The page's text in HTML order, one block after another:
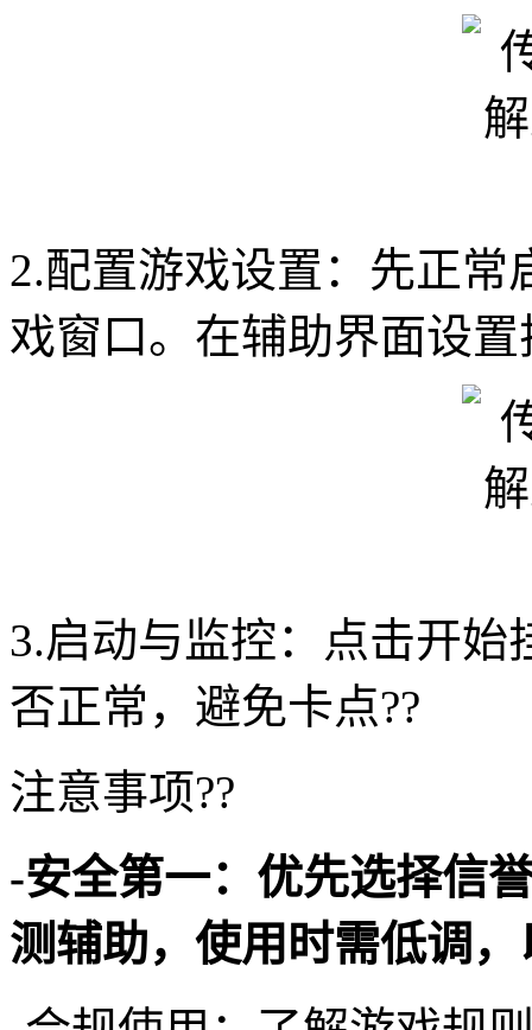
2.配置游戏设置：先正
戏窗口。在辅助界面设
3.启动与监控：点击开
否正常，避免卡点??
注意事项??
-安全第一：优先选择信
测辅助，使用时需低调，